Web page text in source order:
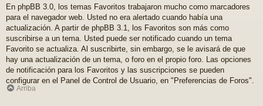
En phpBB 3.0, los temas Favoritos trabajaron mucho como marcadores
para el navegador web. Usted no era alertado cuando había una
actualización. A partir de phpBB 3.1, los Favoritos son más como
suscribirse a un tema. Usted puede ser notificado cuando un tema
Favorito se actualiza. Al suscribirte, sin embargo, se le avisará de que
hay una actualización de un tema, o foro en el propio foro. Las opciones
de notificación para los Favoritos y las suscripciones se pueden
configurar en el Panel de Control de Usuario, en "Preferencias de Foros".
Arriba